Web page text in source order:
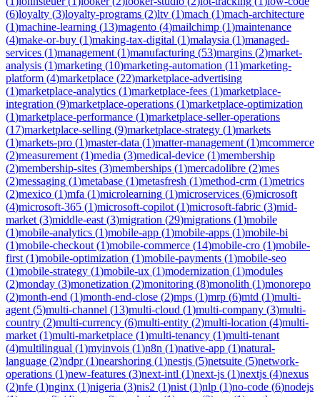
(6)loyalty (3)loyalty-programs (2)ltv (1)mach (1)mach-architecture
(1)machine-learning (13)magento (4)mailchimp (1)maintenance
(4)make-or-buy (1)making-tax-digital (1)malaysia (1)managed-
services (1)management (1)manufacturing (53)margins (2)market-
analysis (1)marketing (10)marketing-automation (11)marketing-
platform (4)marketplace (22)marketplace-advertising
(1)marketplace-analytics (1)marketplace-fees (1)marketplace-
integration (9)marketplace-operations (1)marketplace-optimization
(1)marketplace-performance (1)marketplace-seller-operations
(17)marketplace-selling (9)marketplace-strategy (1)markets
(1)markets-pro (1)master-data (1)matter-management (1)mcommerce
(2)measurement (1)media (3)medical-device (1)membership
(2)membership-sites (3)memberships (1)mercadolibre (2)mes
(2)messaging (1)metabase (1)metasfresh (1)method-crm (1)metrics
(2)mexico (1)mfa (1)microlearning (1)microservices (6)microsoft
(4)microsoft-365 (1)microsoft-copilot (1)microsoft-fabric (3)mid-
market (3)middle-east (3)migration (29)migrations (1)mobile
(1)mobile-analytics (1)mobile-app (1)mobile-apps (1)mobile-bi
(1)mobile-checkout (1)mobile-commerce (14)mobile-cro (1)mobile-
first (1)mobile-optimization (1)mobile-payments (1)mobile-seo
(1)mobile-strategy (1)mobile-ux (1)modernization (1)modules
(2)monday (3)monetization (2)monitoring (8)monolith (1)monorepo
(2)month-end (1)month-end-close (2)mps (1)mrp (6)mtd (1)multi-
agent (5)multi-channel (13)multi-cloud (1)multi-company (3)multi-
country (2)multi-currency (6)multi-entity (2)multi-location (4)multi-
market (1)multi-marketplace (1)multi-tenancy (1)multi-tenant
(4)multilingual (1)myinvois (1)n8n (1)native-app (1)natural-
language (2)ndpr(1)nearshoring (1)nestjs (5)netsuite (5)network-
operations (1)new-features (3)next-intl (1)next-js (1)nextjs (4)nexus
(2)nfe (1)nginx (1)nigeria (3)nis2 (1)nist (1)nlp (1)no-code (6)nodejs